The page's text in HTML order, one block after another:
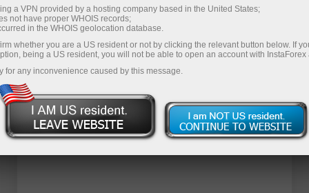
Abrir conta de negociação
Abrir conta demo
a VPN provided by a hosting company based in the United States;
not have proper WHOIS records;
in the WHOIS geolocation database.
whether you are a US resident or not by clicking the relevant button below. If
being a US resident, you will not be able to open an account with InstaForex
for any inconvenience caused by this message.